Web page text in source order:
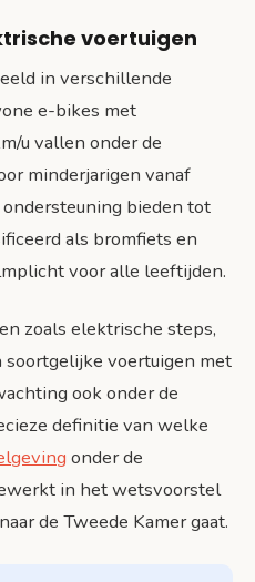
voertuigen
in verschillende
e-bikes met
u vallen onder de
minderjarigen vanaf
bieden tot
als bromfiets en
voor alle leeftijden.
zoals elektrische steps,
voertuigen met
ook onder de
definitie van welke
onder de
in het wetsvoorstel
de Tweede Kamer gaat.